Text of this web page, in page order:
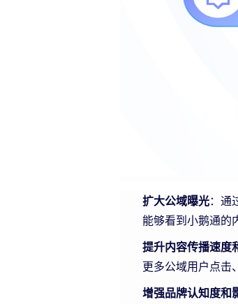
扩大公域曝光：通
能够看到小鹅通的
提升内容传播速度
更多公域用户点击
增强品牌认知度和